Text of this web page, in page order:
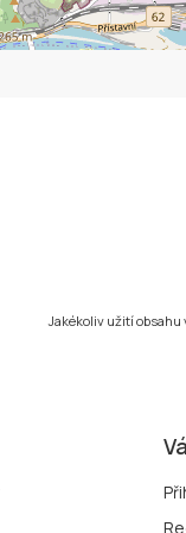
Jakékoliv užití